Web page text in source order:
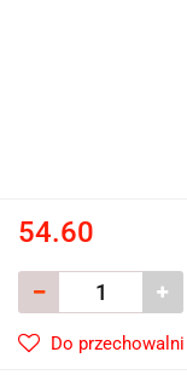
54.60
Do przechowalni